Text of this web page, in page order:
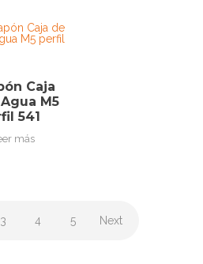
Caja
M5
541
más
3 4 5 Next